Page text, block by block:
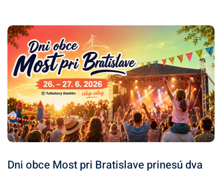
Dni obce Most pri Bratislave prinesú dva